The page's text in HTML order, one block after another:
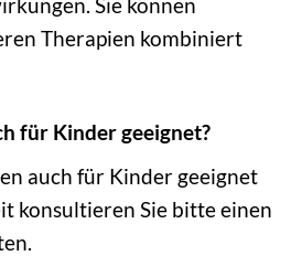
Sie können
Therapien kombiniert
für Kinder geeignet?
auch für Kinder geeignet
konsultieren Sie bitte einen